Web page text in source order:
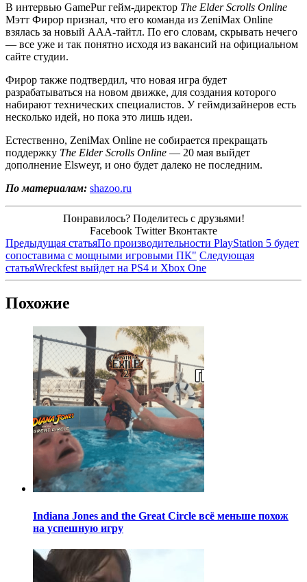
В интервью GamePur гейм-директор The Elder Scrolls Online
Мэтт Фирор признал, что его команда из ZeniMax Online
взялась за новый ААА-тайтл. По его словам, скрывать нечего
— все уже и так понятно исходя из вакансий на официальном
сайте студии.
Фирор также подтвердил, что новая игра будет
разрабатываться на новом движке, для создания которого
набирают технических специалистов. У геймдизайнеров есть
несколько идей, но пока это лишь идеи.
Естественно, ZeniMax Online не собирается прекращать
поддержку The Elder Scrolls Online — 20 мая выйдет
дополнение Elsweyr, и оно будет далеко не последним.
По материалам: shazoo.ru
Понравилось? Поделитесь с друзьями!
Facebook Twitter Вконтакте
Предыдущая статьяПо производительности PlayStation 5 будет
сопоставима с мощными игровыми ПК" Следующая
статьяWreckfest выйдет на PS4 и Xbox One
Похожие
Indiana Jones and the Great Circle всё меньше похож
на успешную игру